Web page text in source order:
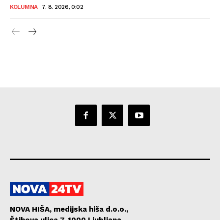
KOLUMNA 7. 8. 2026, 0:02
NOVA HIŠA, medijska hiša d.o.o.,